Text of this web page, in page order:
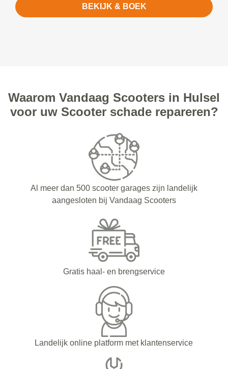
BEKIJK & BOEK
Waarom Vandaag Scooters in Hulsel
voor uw Scooter schade repareren?
Al meer dan 500 scooter garages zijn landelijk
aangesloten bij Vandaag Scooters
Gratis haal- en brengservice
Landelijk online platform met klantenservice